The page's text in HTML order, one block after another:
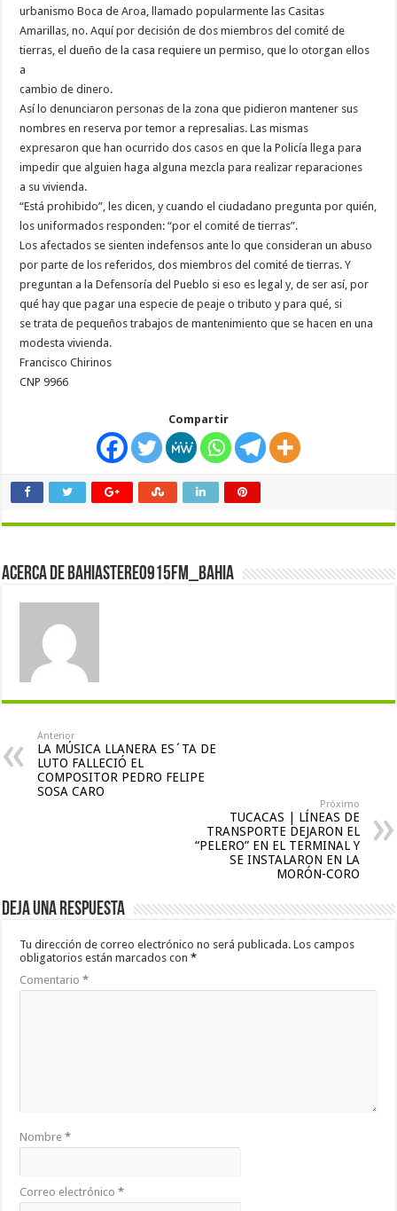
urbanismo Boca de Aroa, llamado popularmente las Casitas
Amarillas, no. Aquí por decisión de dos miembros del comité de
tierras, el dueño de la casa requiere un permiso, que lo otorgan ellos
a
cambio de dinero.
Así lo denunciaron personas de la zona que pidieron mantener sus
nombres en reserva por temor a represalias. Las mismas
expresaron que han ocurrido dos casos en que la Policía llega para
impedir que alguien haga alguna mezcla para realizar reparaciones
a su vivienda.
“Está prohibido”, les dicen, y cuando el ciudadano pregunta por quién,
los uniformados responden: “por el comité de tierras”.
Los afectados se sienten indefensos ante lo que consideran un abuso
por parte de los referidos, dos miembros del comité de tierras. Y
preguntan a la Defensoría del Pueblo si eso es legal y, de ser así, por
qué hay que pagar una especie de peaje o tributo y para qué, si
se trata de pequeños trabajos de mantenimiento que se hacen en una
modesta vivienda.
Francisco Chirinos
CNP 9966
Compartir
Acerca de bahiastereo915fm_bahia
Anterior
LA MÚSICA LLANERA ES´TA DE
LUTO FALLECIÓ EL
COMPOSITOR PEDRO FELIPE
SOSA CARO
Próximo
TUCACAS | LÍNEAS DE
TRANSPORTE DEJARON EL
“PELERO” EN EL TERMINAL Y
SE INSTALARON EN LA
MORÓN-CORO
Deja una respuesta
Tu dirección de correo electrónico no será publicada. Los campos
obligatorios están marcados con*
Comentario*
Nombre*
Correo electrónico*